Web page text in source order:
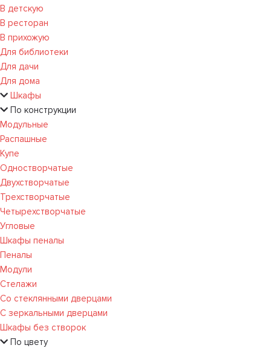
В детскую
В ресторан
В прихожую
Для библиотеки
Для дачи
Для дома
Шкафы
По конструкции
Модульные
Распашные
Купе
Одностворчатые
Двухстворчатые
Трехстворчатые
Четырехстворчатые
Угловые
Шкафы пеналы
Пеналы
Модули
Стелажи
Со стеклянными дверцами
С зеркальными дверцами
Шкафы без створок
По цвету